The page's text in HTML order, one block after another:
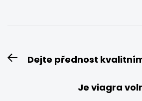
Navigace
pro
PreviousDejte přednost
Je viagra